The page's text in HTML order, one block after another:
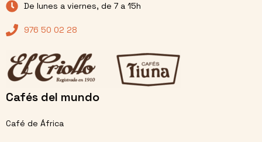
De lunes a viernes, de 7 a 15h
976 50 02 28
Cafés del mundo
Café de África